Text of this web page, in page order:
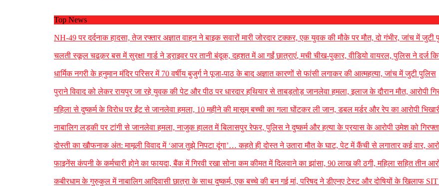
Top News
NH-49 पर दर्दनाक हादसा, तेज रफ्तार अज्ञात वाहन ने बाइक सवारों मारी जोरदार टक्कर, एक युवक की मौके पर मौत, दो गंभीर, जांच में जुटी
चलती स्कूल चढक़र बस में सुरक्षा गार्ड ने ड्राइवर पर तानी बंदूक, दहशत में आ गईं छात्राएं, मची चीख-पुकार, वीडियो वायरल, पुलिस ने दर्ज
धार्मिक नगरी के हनुमान मंदिर परिसर में 70 वर्षीय बुजुर्ग ने पूजा-पाठ के बाद अज्ञात कारणों से फांसी लगाकर की आत्महत्या, जांच में जुटी पुलिस
पुराने विवाद को लेकर रायपुर जा रहे युवक की पेट और पीठ पर धारदार हथियार से ताबड़तोड़ जानलेवा हमला, इलाज के दौरान मौत, आरोपी
महिला से दुष्कर्म के विरोध पर ईंट से जानलेवा हमला, 10 महीने की मासूम बच्ची का गला घोंटकर ली जान, डबल मर्डर और रेप का आरोपी
नाबालिग लड़की पर टांगी से जानलेवा हमला, नाजुक हालत में बिलासपुर रेफर, पुलिस ने दुष्कर्म और हत्या के प्रयास के आरोपी उमेश को
दोस्ती का खौफनाक अंत: मामूली विवाद में ‘आज तुझे निपटा दूंगा’… कहते ही दोस्त ने उतारा मौत के घाट, पेट में कैंची से लगातार कई वार,
फाइनेंस कंपनी के कर्मचारी होने का फायदा, बैंक में गिरवी रखा सोना कम कीमत में दिलवाने का झांसा, 90 लाख की ठगी, महिला सहित तीन
कबीरधाम के गुरुकुल में नाबालिग आदिवासी छात्रा के साथ दुष्कर्म, एक बच्चे की बन गई मां, परिषद ने डीएनए टेस्ट और दोषियों के खिलाफ